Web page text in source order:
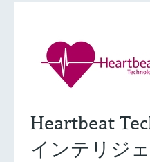
Heartbeat
インテリジ